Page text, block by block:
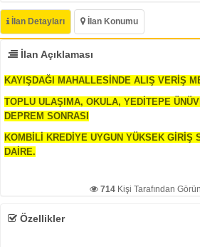
İlan Detayları İlan Konumu
İlan Açıklaması
KAYIŞDAĞI MAHALLESİNDE ALIŞ VERİŞ
TOPLU ULAŞIMA, OKULA, YEDİTEPE
DEPREM SONRASI
KOMBİLİ KREDİYE UYGUN YÜKSEK GİRİŞ
DAİRE.
714Kişi Tarafından
Özellikler